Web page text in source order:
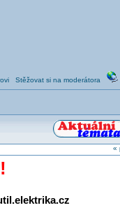
Stěžovat si na moderátora
«